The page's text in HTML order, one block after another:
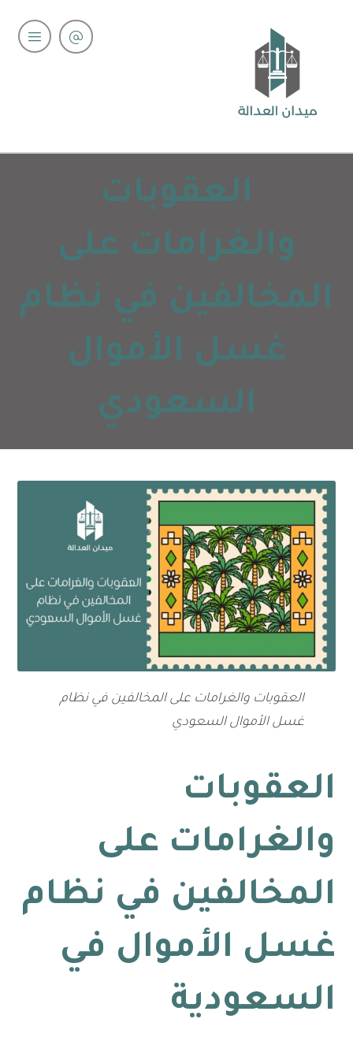
العقوبات
والغرامات على
المخالفين في نظام
غسل الأموال
السعودي
العقوبات والغرامات على المخالفين في نظام
غسل الأموال السعودي
العقوبات
والغرامات على
المخالفين في نظام
غسل الأموال في
السعودية